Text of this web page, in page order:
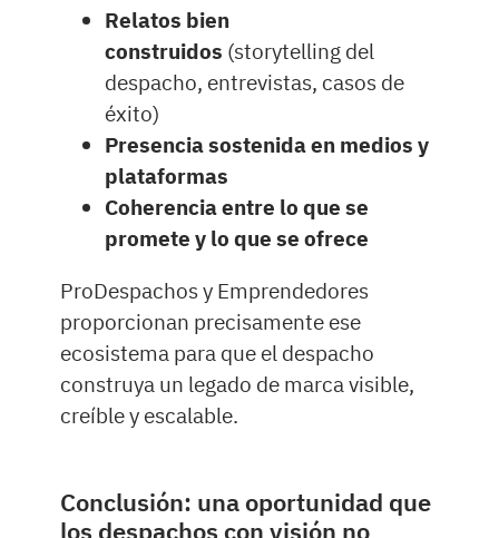
Relatos bien
construidos (storytelling del
despacho, entrevistas, casos de
éxito)
Presencia sostenida en medios y
plataformas
Coherencia entre lo que se
promete y lo que se ofrece
ProDespachos y Emprendedores
proporcionan precisamente ese
ecosistema para que el despacho
construya un legado de marca visible,
creíble y escalable.
Conclusión: una oportunidad que
los despachos con visión no